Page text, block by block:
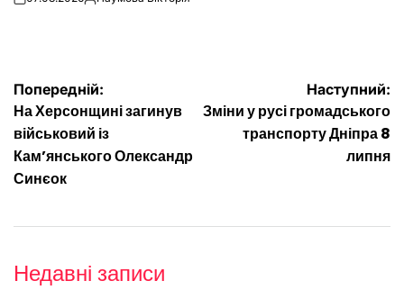
on Опубліковано
Навігація
записів
Попередній:
На Херсонщині загинув
військовий із
Кам’янського Олександр
Синєок
Наступний:
Зміни у русі громадського
транспорту Дніпра 8
липня
Недавні записи